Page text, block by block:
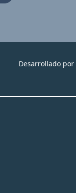
Desarrollado por